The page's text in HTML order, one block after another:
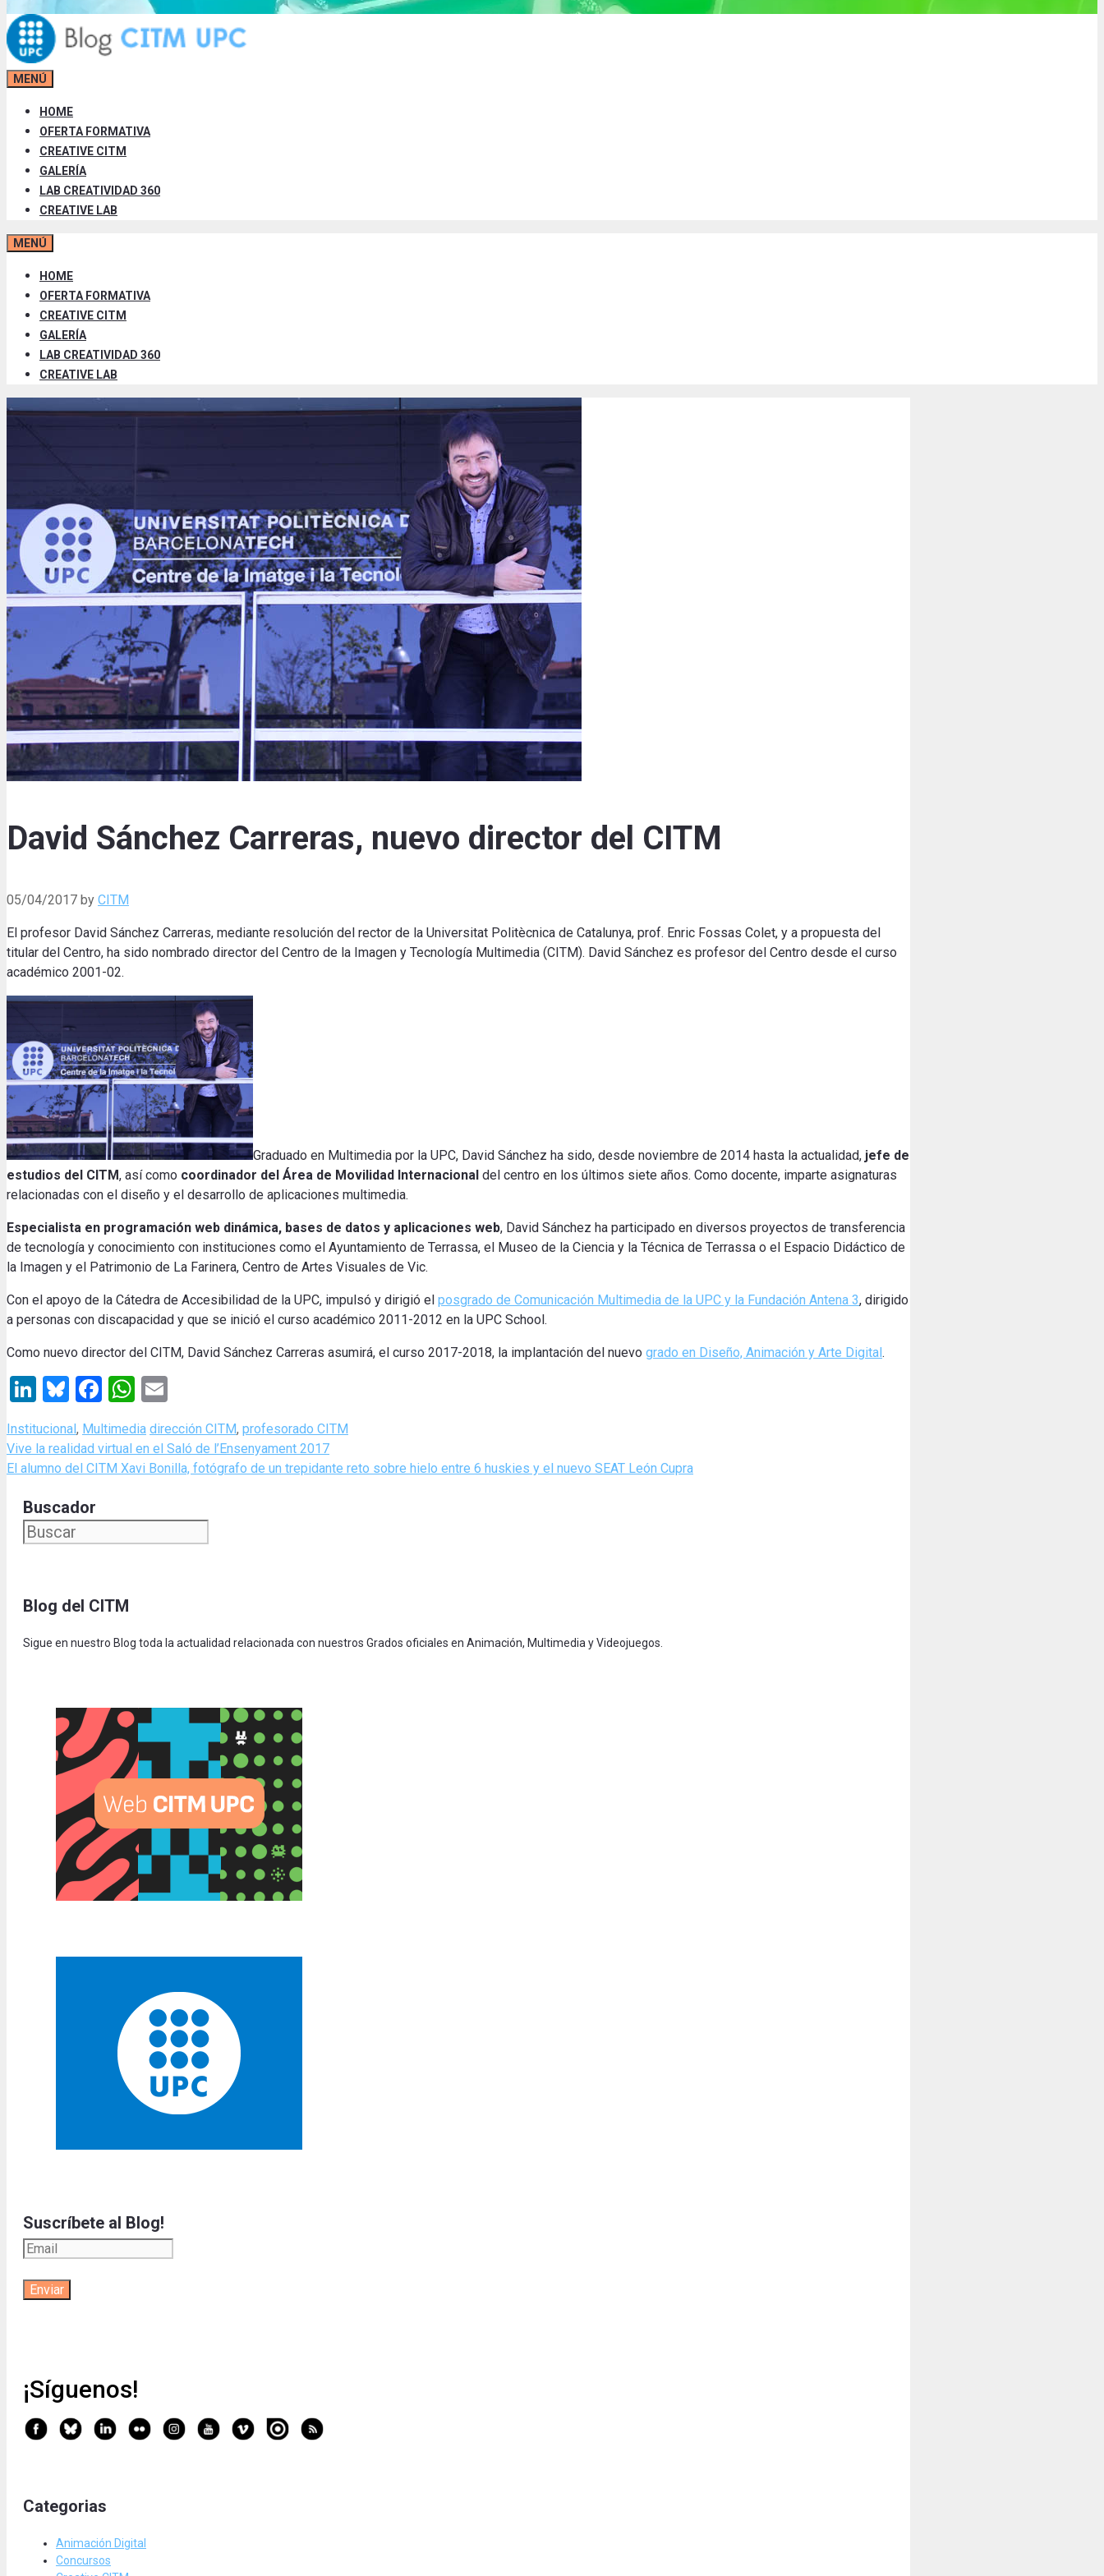
MENÚ
HOME
OFERTA FORMATIVA
CREATIVE CITM
GALERÍA
LAB CREATIVIDAD 360
CREATIVE LAB
MENÚ
HOME
OFERTA FORMATIVA
CREATIVE CITM
GALERÍA
LAB CREATIVIDAD 360
CREATIVE LAB
David Sánchez Carreras, nuevo director del CITM
05/04/2017 by CITM
El profesor David Sánchez Carreras, mediante resolución del rector de la Universitat Politècnica de Catalunya, prof. Enric Fossas Colet, y a propuesta del
titular del Centro, ha sido nombrado director del Centro de la Imagen y Tecnología Multimedia (CITM). David Sánchez es profesor del Centro desde el curso
académico 2001-02.
Graduado en Multimedia por la UPC, David Sánchez ha sido, desde noviembre de 2014 hasta la actualidad, jefe de
estudios del CITM, así como coordinador del Área de Movilidad Internacional del centro en los últimos siete años. Como docente, imparte asignaturas
relacionadas con el diseño y el desarrollo de aplicaciones multimedia.
Especialista en programación web dinámica, bases de datos y aplicaciones web, David Sánchez ha participado en diversos proyectos de transferencia
de tecnología y conocimiento con instituciones como el Ayuntamiento de Terrassa, el Museo de la Ciencia y la Técnica de Terrassa o el Espacio Didáctico de
la Imagen y el Patrimonio de La Farinera, Centro de Artes Visuales de Vic.
Con el apoyo de la Cátedra de Accesibilidad de la UPC, impulsó y dirigió el posgrado de Comunicación Multimedia de la UPC y la Fundación Antena 3, dirigido
a personas con discapacidad y que se inició el curso académico 2011-2012 en la UPC School.
Como nuevo director del CITM, David Sánchez Carreras asumirá, el curso 2017-2018, la implantación del nuevo grado en Diseño, Animación y Arte Digital.
LinkedIn
Bluesky
Facebook
WhatsApp
Categories
Institucional, Multimedia Tags
dirección CITM, profesorado CITM
Vive la realidad virtual en el Saló de l’Ensenyament 2017
El alumno del CITM Xavi Bonilla, fotógrafo de un trepidante reto sobre hielo entre 6 huskies y el nuevo SEAT León Cupra
Buscador
Blog del CITM
Sigue en nuestro Blog toda la actualidad relacionada con nuestros Grados oficiales en Animación, Multimedia y Videojuegos.
Suscríbete al Blog!
¡Síguenos!
Categorias
Animación Digital
Concursos